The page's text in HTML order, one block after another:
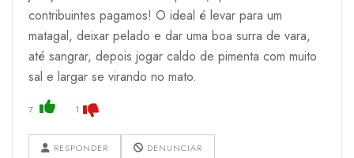
contribuintes pagamos! O ideal é levar para um
matagal, deixar pelado e dar uma boa surra de vara,
até sangrar, depois jogar caldo de pimenta com muito
sal e largar se virando no mato.
7 1
RESPONDER DENUNCIAR